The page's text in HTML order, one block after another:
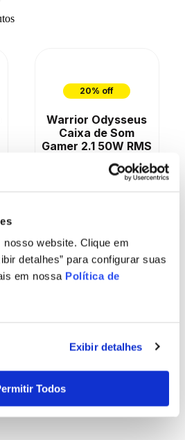
website. Clique em
detalhes” para configurar suas
em nossa Política de
Exibir detalhes
Todos
20% off
Warrior Odysseus
Caixa de Som
Gamer 2.1 50W RMS
- SP266OUT [R...